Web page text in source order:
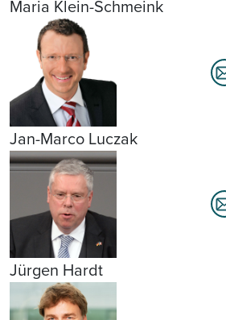
Maria Klein-Schmeink
Jan-Marco Luczak
Jürgen Hardt